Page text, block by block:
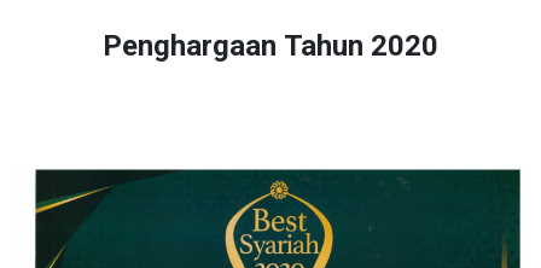
Penghargaan Tahun 2020